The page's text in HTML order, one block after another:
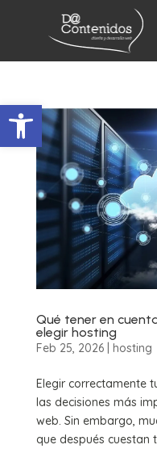
Abrir barra de
Qué tener en
elegir hosting
Feb 25, 2026| hosting
Elegir correctamente
las decisiones más
web. Sin embargo,
que después cuestan